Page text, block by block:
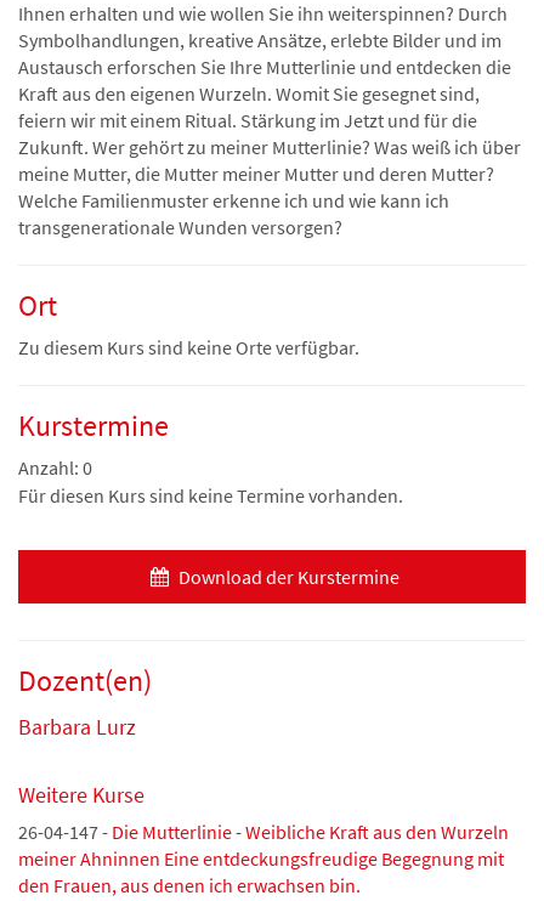
Ihnen erhalten und wie wollen Sie ihn weiterspinnen? Durch
Symbolhandlungen, kreative Ansätze, erlebte Bilder und im
Austausch erforschen Sie Ihre Mutterlinie und entdecken die
Kraft aus den eigenen Wurzeln. Womit Sie gesegnet sind,
feiern wir mit einem Ritual. Stärkung im Jetzt und für die
Zukunft. Wer gehört zu meiner Mutterlinie? Was weiß ich über
meine Mutter, die Mutter meiner Mutter und deren Mutter?
Welche Familienmuster erkenne ich und wie kann ich
transgenerationale Wunden versorgen?
Ort
Zu diesem Kurs sind keine Orte verfügbar.
Kurstermine
Anzahl: 0
Für diesen Kurs sind keine Termine vorhanden.
Download der Kurstermine
Dozent(en)
Barbara Lurz
Weitere Kurse
26-04-147 - Die Mutterlinie - Weibliche Kraft aus den Wurzeln
meiner Ahninnen Eine entdeckungsfreudige Begegnung mit
den Frauen, aus denen ich erwachsen bin.